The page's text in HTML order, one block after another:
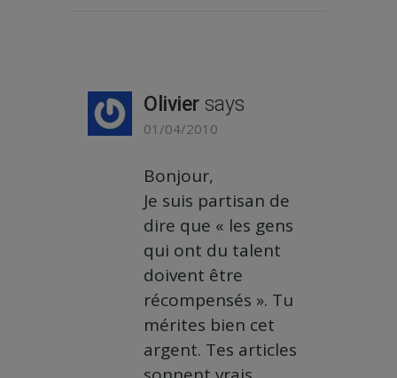
Oliviersays
01/04/2010
Bonjour,
Je suis partisan de
dire que « les gens
qui ont du talent
doivent être
récompensés ». Tu
mérites bien cet
argent. Tes articles